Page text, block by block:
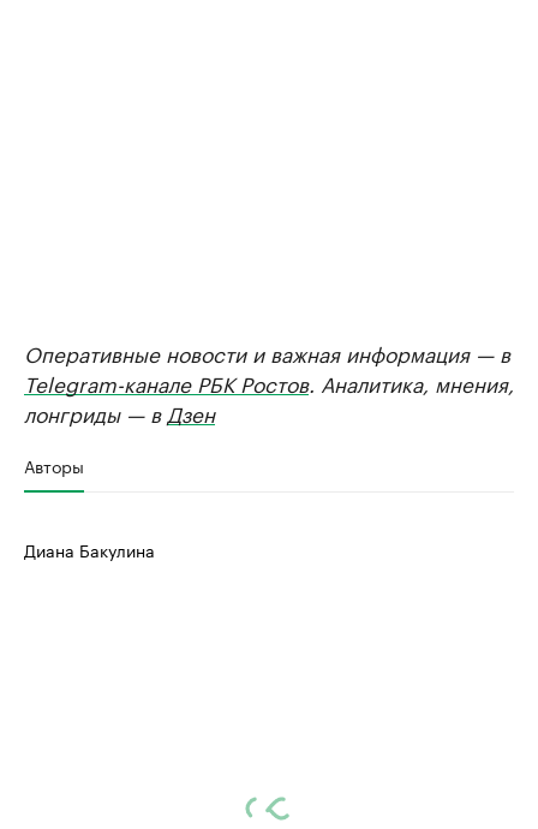
Оперативные новости и важная информация — в
Telegram-канале РБК Ростов. Аналитика, мнения,
лонгриды — в Дзен
Авторы
Диана Бакулина